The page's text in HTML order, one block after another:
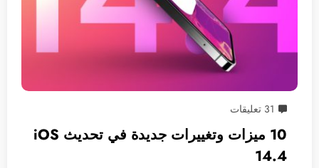
31 تعليقات
10 ميزات وتغييرات جديدة في تحديث iOS
14.4